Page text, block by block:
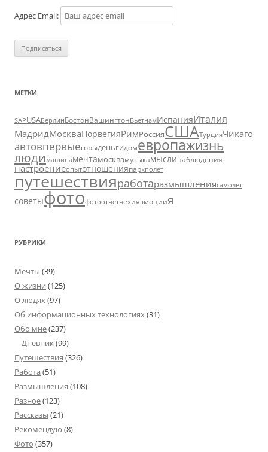
Адрес Email:
МЕТКИ
SAPUSAБерлинБостонВашингтонВьетнамИспанияИталия
МадридМоскваНорвегияРимРоссияСШАТурцияЧикаго
автовпервыегорыденьгидомевропажизнь
люди машинамечтамосквамузыкамыслинаблюдения
настроениеопытотношенияпаркполет
путешествияработаразмышлениясамолет
советыфотофотоотчетчехияэмоциия
РУБРИКИ
Мечты (39)
О жизни (125)
О людях(97)
Об информационных технологиях(31)
Обо мне(237)
Дневник(99)
Путешествия (326)
Работа (51)
Размышления (108)
Разное(123)
Рассказы (21)
Рекомендую (8)
Фото (357)